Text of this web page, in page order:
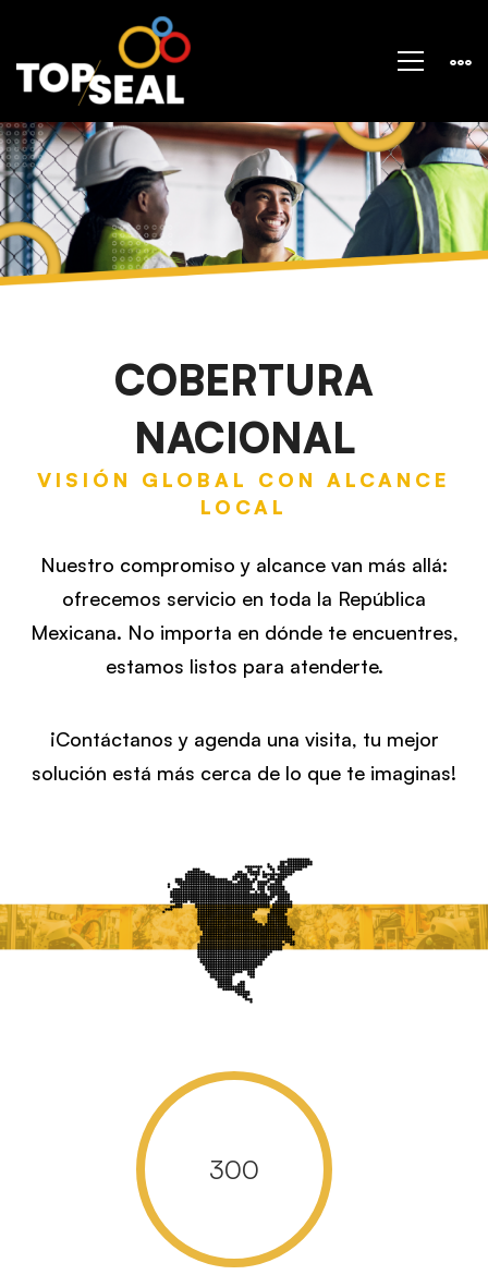
Contacto
COBERTURA
NACIONAL
VISIÓN GLOBAL CON ALCANCE
LOCAL
Nuestro compromiso y alcance van más allá:
ofrecemos servicio en toda la República
Mexicana. No importa en dónde te encuentres,
estamos listos para atenderte.
¡Contáctanos y agenda una visita, tu mejor
solución está más cerca de lo que te imaginas!
300